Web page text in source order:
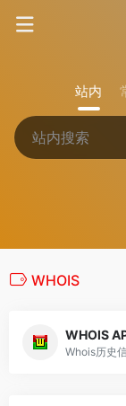
站内
WHOIS
WHOIS
Whois历史